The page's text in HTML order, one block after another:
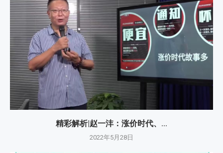
精彩解析|赵一沣：涨价时代、...
2022年5月28日